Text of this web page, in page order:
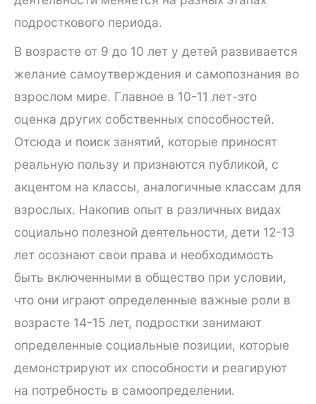
подросткового периода.
В возрасте от 9 до 10 лет у детей развивается
желание самоутверждения и самопознания во
взрослом мире. Главное в 10-11 лет-это
оценка других собственных способностей.
Отсюда и поиск занятий, которые приносят
реальную пользу и признаются публикой, с
акцентом на классы, аналогичные классам для
взрослых. Накопив опыт в различных видах
социально полезной деятельности, дети 12-13
лет осознают свои права и необходимость
быть включенными в общество при условии,
что они играют определенные важные роли в
возрасте 14-15 лет, подростки занимают
определенные социальные позиции, которые
демонстрируют их способности и реагируют
на потребность в самоопределении.